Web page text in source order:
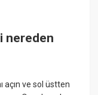
nereden
açın ve sol üstten